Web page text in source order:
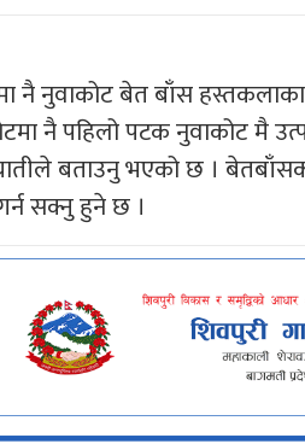
नै नुवाकोट बेत बाँस हस्तकलाका
नै पहिलो पटक नुवाकोट मै
बताउनु भएको छ ।
सक्नु हुने छ ।